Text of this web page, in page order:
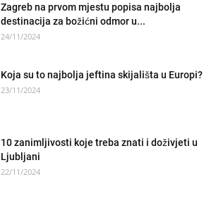
Zagreb na prvom mjestu popisa najbolja
destinacija za božićni odmor u...
24/11/2024
Koja su to najbolja jeftina skijališta u Europi?
23/11/2024
10 zanimljivosti koje treba znati i doživjeti u
Ljubljani
22/11/2024